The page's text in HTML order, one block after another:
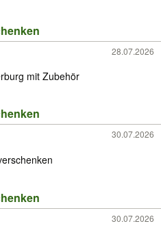
28.07.2026
mit Zubehör
30.07.2026
30.07.2026